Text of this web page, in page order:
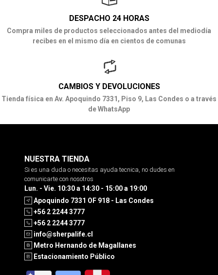
DESPACHO 24 HORAS
Compra miles de productos seleccionados antes del mediodía
recibes en el mismo día en cientos de comunas
CAMBIOS Y DEVOLUCIONES
Tienda física en Av. Apoquindo 7331, Piso 9, Las Condes o a través
de WhatsApp
NUESTRA TIENDA
Si es una duda o necesitas ayuda tecnica, no dudes en
comunicarte con nosotros
Lun. - Vie. 10:30 a 14:30 - 15:00 a 19:00
Apoquindo 7331 OF 918 - Las Condes
+56 2 2244 3777
+56 2 2244 3777
info@sherpalife.cl
Metro Hernando de Magallanes
Estacionamiento Público